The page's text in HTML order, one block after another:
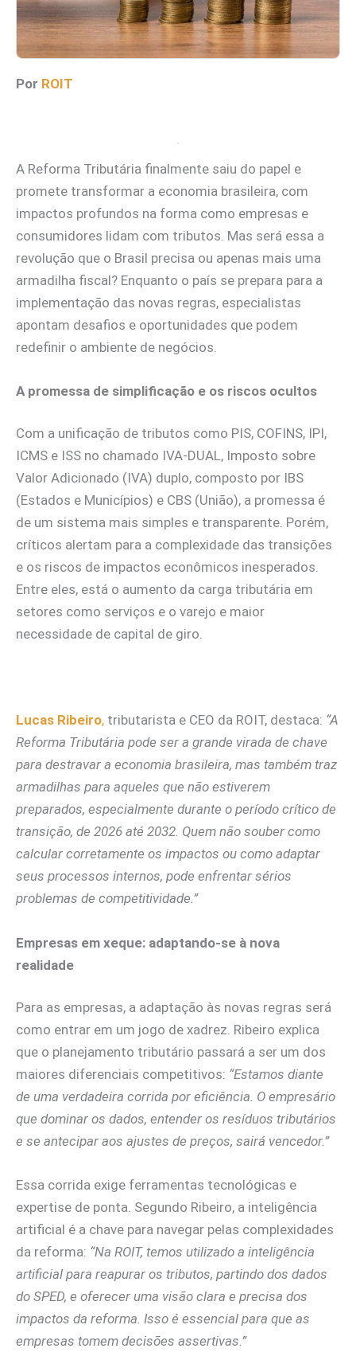
Por ROIT
A Reforma Tributária finalmente saiu do papel e
promete transformar a economia brasileira, com
impactos profundos na forma como empresas e
consumidores lidam com tributos. Mas será essa a
revolução que o Brasil precisa ou apenas mais uma
armadilha fiscal? Enquanto o país se prepara para a
implementação das novas regras, especialistas
apontam desafios e oportunidades que podem
redefinir o ambiente de negócios.
A promessa de simplificação e os riscos ocultos
Com a unificação de tributos como PIS, COFINS, IPI,
ICMS e ISS no chamado IVA-DUAL, Imposto sobre
Valor Adicionado (IVA) duplo, composto por IBS
(Estados e Municípios) e CBS (União), a promessa é
de um sistema mais simples e transparente. Porém,
críticos alertam para a complexidade das transições
e os riscos de impactos econômicos inesperados.
Entre eles, está o aumento da carga tributária em
setores como serviços e o varejo e maior
necessidade de capital de giro.
Lucas Ribeiro, tributarista e CEO da ROIT, destaca: “A
Reforma Tributária pode ser a grande virada de chave
para destravar a economia brasileira, mas também traz
armadilhas para aqueles que não estiverem
preparados, especialmente durante o período crítico de
transição, de 2026 até 2032. Quem não souber como
calcular corretamente os impactos ou como adaptar
seus processos internos, pode enfrentar sérios
problemas de competitividade.”
Empresas em xeque: adaptando-se à nova
realidade
Para as empresas, a adaptação às novas regras será
como entrar em um jogo de xadrez. Ribeiro explica
que o planejamento tributário passará a ser um dos
maiores diferenciais competitivos: “Estamos diante
de uma verdadeira corrida por eficiência. O empresário
que dominar os dados, entender os resíduos tributários
e se antecipar aos ajustes de preços, sairá vencedor.”
Essa corrida exige ferramentas tecnológicas e
expertise de ponta. Segundo Ribeiro, a inteligência
artificial é a chave para navegar pelas complexidades
da reforma: “Na ROIT, temos utilizado a inteligência
artificial para reapurar os tributos, partindo dos dados
do SPED, e oferecer uma visão clara e precisa dos
impactos da reforma. Isso é essencial para que as
empresas tomem decisões assertivas.”